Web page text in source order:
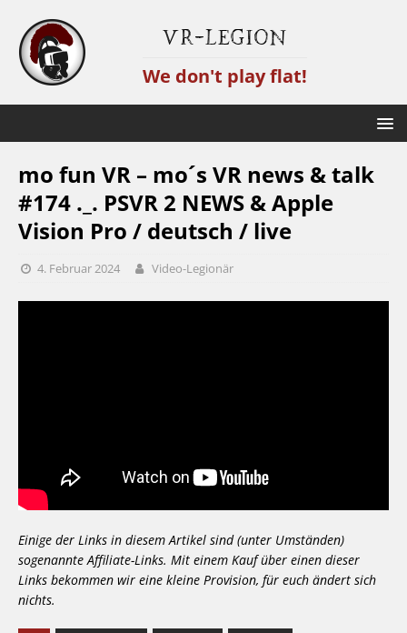
VR-Legion
We don't play flat!
mo fun VR – mo´s VR news & talk
#174 ._. PSVR 2 NEWS & Apple
Vision Pro / deutsch / live
4. Februar 2024 Video-Legionär
Einige der Links in diesem Artikel sind (unter Umständen)
sogenannte Affiliate-Links. Mit einem Kauf über einen dieser
Links bekommen wir eine kleine Provision, für euch ändert sich
nichts.